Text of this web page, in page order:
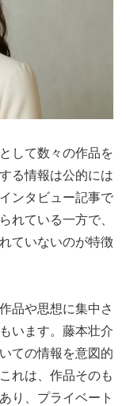
して数々の作品を
る情報は公的には
ンタビュー記事で
れている一方で、
ていないのが特徴
品や思想に集中さ
います。藤本壮介
ての情報を意図的
れは、作品そのも
り、プライベート